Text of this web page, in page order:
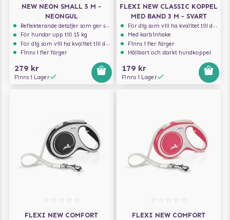
NEW NEON SMALL 5 M -
NEONGUL
Reflekterande detaljer som ger synlighet i svagt ljus
För hundar upp till 15 kg
För dig som vill ha kvalitet till din hund!
Finns i fler färger
279 kr
Finns i Lager
FLEXI NEW CLASSIC KOPPEL
MED BAND 3 M - SVART
För dig som vill ha kvalitet till din hund!
Med karbinhake
Finns i fler färger
Hållbart och starkt hundkoppel
179 kr
Finns i Lager
FLEXI NEW COMFORT
FLEXI NEW COMFORT